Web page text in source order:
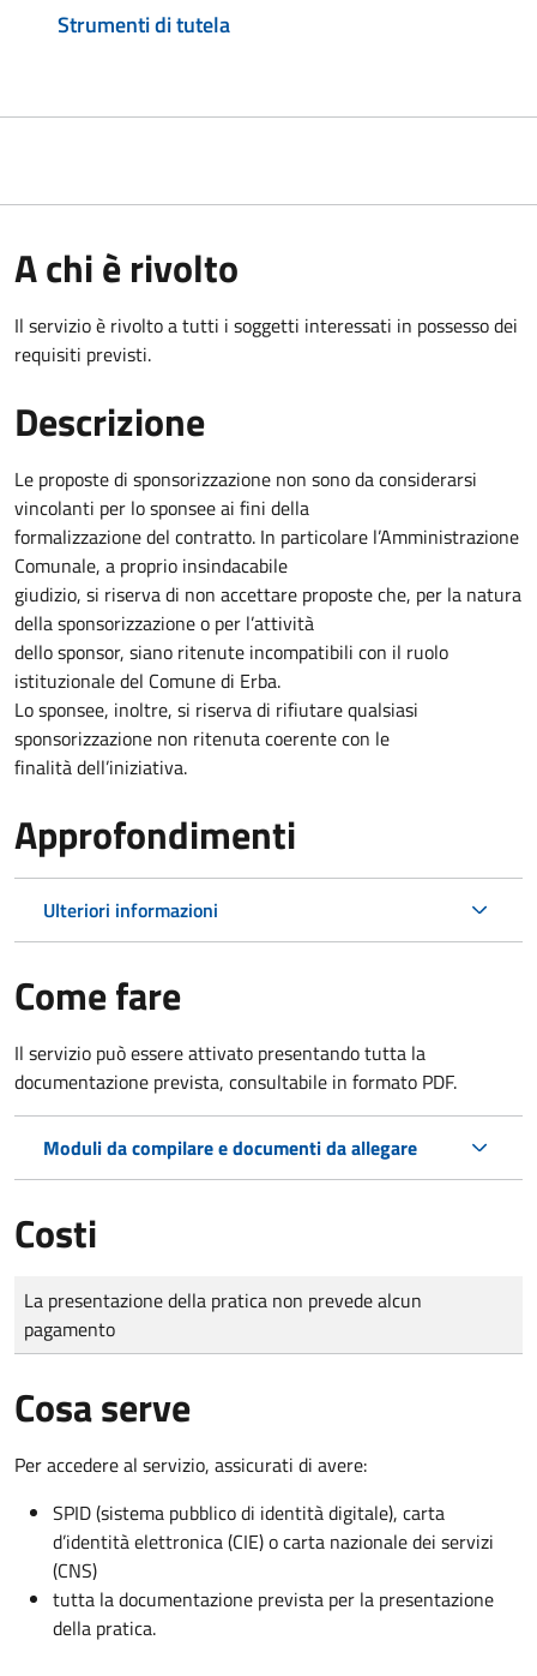
Strumenti di tutela
A chi è rivolto
Il servizio è rivolto a tutti i soggetti interessati in possesso dei
requisiti previsti.
Descrizione
Le proposte di sponsorizzazione non sono da considerarsi
vincolanti per lo sponsee ai fini della
formalizzazione del contratto. In particolare l’Amministrazione
Comunale, a proprio insindacabile
giudizio, si riserva di non accettare proposte che, per la natura
della sponsorizzazione o per l’attività
dello sponsor, siano ritenute incompatibili con il ruolo
istituzionale del Comune di Erba.
Lo sponsee, inoltre, si riserva di rifiutare qualsiasi
sponsorizzazione non ritenuta coerente con le
finalità dell’iniziativa.
Approfondimenti
Ulteriori informazioni
Come fare
Il servizio può essere attivato presentando tutta la
documentazione prevista, consultabile in formato PDF.
Moduli da compilare e documenti da allegare
Costi
Tipo di pagamento
Importo
La presentazione della pratica non prevede alcun
pagamento
Cosa serve
Per accedere al servizio, assicurati di avere:
SPID (sistema pubblico di identità digitale), carta
d’identità elettronica (CIE) o carta nazionale dei servizi
(CNS)
tutta la documentazione prevista per la presentazione
della pratica.